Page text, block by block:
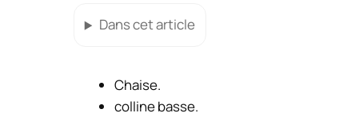
Dans cet article
Chaise.
colline basse.